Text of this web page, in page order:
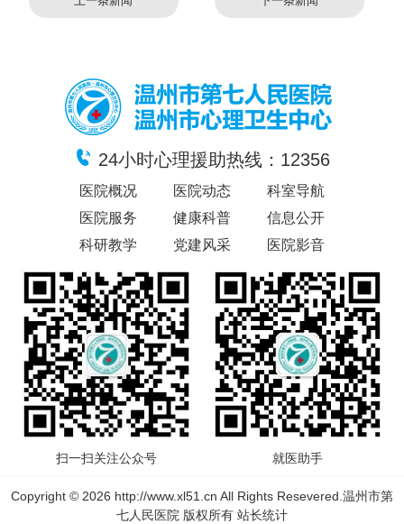
24小时心理援助热线：12356
医院概况 医院动态
科室导航
医院服务
健康科普
信息公开
科研教学
党建风采 医院影音
扫一扫关注公众号 就医助手
Copyright © 2026 http://www.xl51.cn All Rights Resevered.温州市第
七人民医院 版权所有 站长统计